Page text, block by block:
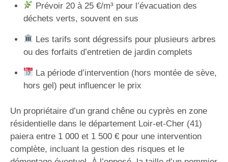
Prévoir 20 à 25 €/m³ pour l’évacuation des
déchets verts, souvent en sus
Les tarifs sont dégressifs pour plusieurs arbres
ou des forfaits d’entretien de jardin complets
La période d’intervention (hors montée de sève,
hors gel) peut influencer le prix
Un propriétaire d’un grand chêne ou cyprès en zone
résidentielle dans le département Loir-et-Cher (41)
paiera entre 1 000 et 1 500 € pour une intervention
complète, incluant la gestion des risques et le